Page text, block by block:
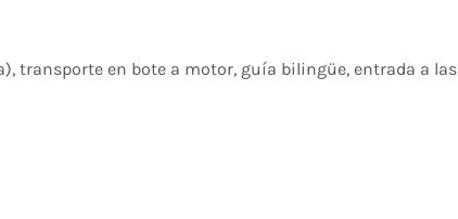
transporte en bote a motor, guía bilingüe, entrada a las